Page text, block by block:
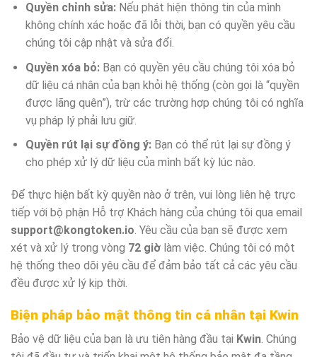
Quyền chỉnh sửa:Nếu phát hiện thông tin của mình
không chính xác hoặc đã lỗi thời, bạn có quyền yêu cầu
chúng tôi cập nhật và sửa đổi.
Quyền xóa bỏ:Bạn có quyền yêu cầu chúng tôi xóa bỏ
dữ liệu cá nhân của bạn khỏi hệ thống (còn gọi là “quyền
được lãng quên”), trừ các trường hợp chúng tôi có nghĩa
vụ pháp lý phải lưu giữ.
Quyền rút lại sự đồng ý:Bạn có thể rút lại sự đồng ý
cho phép xử lý dữ liệu của mình bất kỳ lúc nào.
Để thực hiện bất kỳ quyền nào ở trên, vui lòng liên hệ trực
tiếp với bộ phận Hỗ trợ Khách hàng của chúng tôi qua email
support@kongtoken.io. Yêu cầu của bạn sẽ được xem
xét và xử lý trong vòng 72 giờ làm việc. Chúng tôi có một
hệ thống theo dõi yêu cầu để đảm bảo tất cả các yêu cầu
đều được xử lý kịp thời.
Biện pháp bảo mật thông tin cá nhân tại Kwin
Bảo vệ dữ liệu của bạn là ưu tiên hàng đầu tại Kwin. Chúng